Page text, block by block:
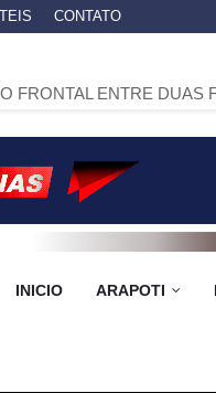
CONTATO
DUAS FIAT
INICIO ARAPOTI